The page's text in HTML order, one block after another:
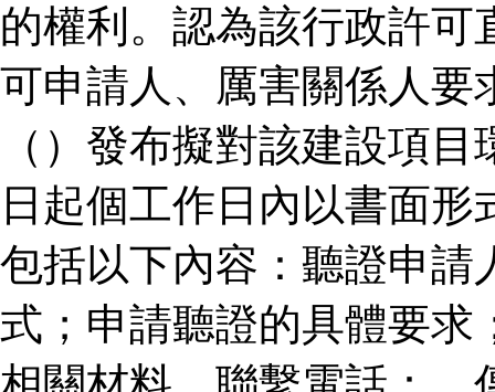
的權利。認為該行政許
可申請人、厲害關係人要
（）發布擬對該建設項
日起個工作日內以書面
包括以下內容：聽證申請
式；申請聽證的具體要求